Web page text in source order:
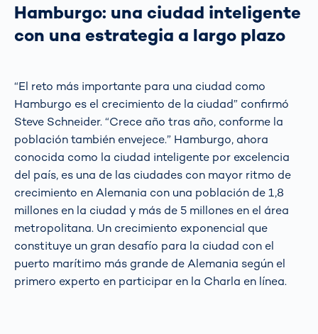
Hamburgo: una ciudad inteligente
con una estrategia a largo plazo
“El reto más importante para una ciudad como
Hamburgo es el crecimiento de la ciudad” confirmó
Steve Schneider. “Crece año tras año, conforme la
población también envejece.” Hamburgo, ahora
conocida como la ciudad inteligente por excelencia
del país, es una de las ciudades con mayor ritmo de
crecimiento en Alemania con una población de 1,8
millones en la ciudad y más de 5 millones en el área
metropolitana. Un crecimiento exponencial que
constituye un gran desafío para la ciudad con el
puerto marítimo más grande de Alemania según el
primero experto en participar en la Charla en línea.